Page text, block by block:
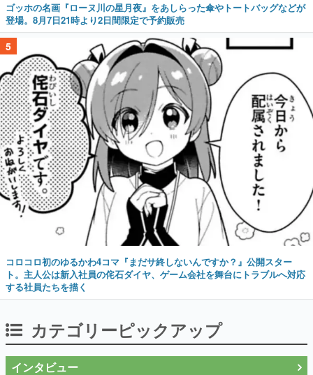
ゴッホの名画『ローヌ川の星月夜』をあしらった傘やトートバッグなどが
登場。8月7日21時より2日間限定で予約販売
5
コロコロ初のゆるかわ4コマ『まだサ終しないんですか？』公開スター
ト。主人公は新入社員の侘石ダイヤ、ゲーム会社を舞台にトラブルへ対応
する社員たちを描く
カテゴリーピックアップ
インタビュー